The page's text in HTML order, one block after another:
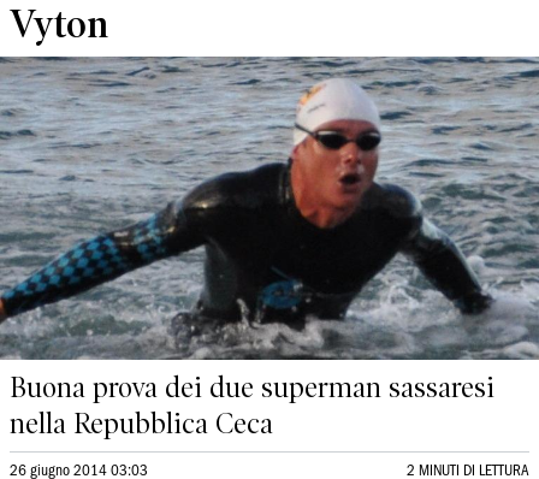
Vyton
Buona prova dei due superman sassaresi
nella Repubblica Ceca
26 giugno 2014 03:03 2 MINUTI DI LETTURA